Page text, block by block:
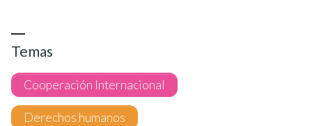
Temas
Cooperación Internacional
Derechos humanos